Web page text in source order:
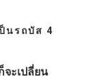
นรถบัส 4
จะเปลี่ยน